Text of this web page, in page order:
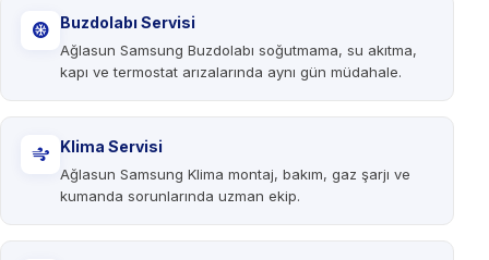
Buzdolabı Servisi
Ağlasun Samsung Buzdolabı soğutmama, su akıtma,
kapı ve termostat arızalarında aynı gün müdahale.
Klima Servisi
Ağlasun Samsung Klima montaj, bakım, gaz şarjı ve
kumanda sorunlarında uzman ekip.